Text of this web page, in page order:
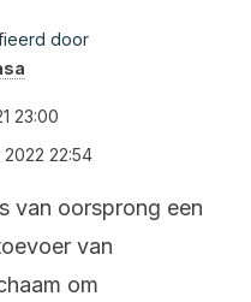
door
23:00
22:54
van oorsprong een
van
om